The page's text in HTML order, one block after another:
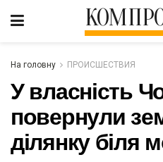
На головну ПРОИСШЕСТВИЯ
У власність
повернули
ділянку біля